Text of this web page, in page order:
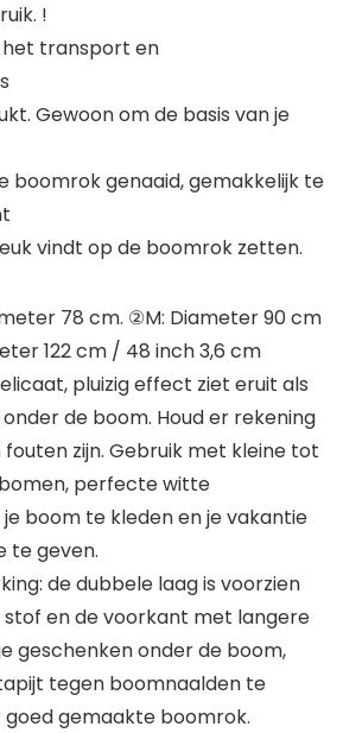
!
transport en
Gewoon om de basis van je
boomrok genaaid, gemakkelijk te
vindt op de boomrok zetten.
78 cm. ②M: Diameter 90 cm
122 cm / 48 inch 3,6 cm
pluizig effect ziet eruit als
de boom. Houd er rekening
zijn. Gebruik met kleine tot
perfecte witte
boom te kleden en je vakantie
te geven.
de dubbele laag is voorzien
en de voorkant met langere
geschenken onder de boom,
tegen boomnaalden te
gemaakte boomrok.